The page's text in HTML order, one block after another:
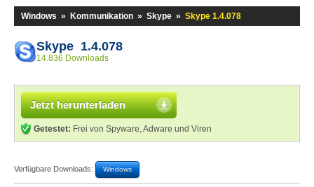
Windows » Kommunikation » Skype » Skype 1.4.078
Skype 1.4.078
14.836 Downloads
Jetzt herunterladen
Getestet: Frei von Spyware, Adware und Viren
Verfügbare Downloads: Windows